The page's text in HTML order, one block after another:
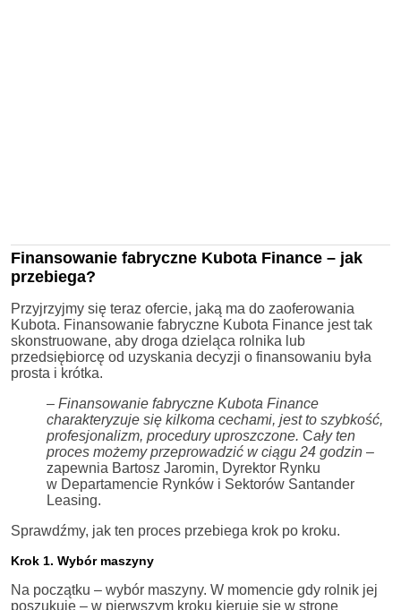
Finansowanie fabryczne Kubota Finance – jak
przebiega?
Przyjrzyjmy się teraz ofercie, jaką ma do zaoferowania
Kubota. Finansowanie fabryczne Kubota Finance jest tak
skonstruowane, aby droga dzieląca rolnika lub
przedsiębiorcę od uzyskania decyzji o finansowaniu była
prosta i krótka.
– Finansowanie fabryczne Kubota Finance
charakteryzuje się kilkoma cechami, jest to szybkość,
profesjonalizm, procedury uproszczone. Cały ten
proces możemy przeprowadzić w ciągu 24 godzin –
zapewnia Bartosz Jaromin, Dyrektor Rynku
w Departamencie Rynków i Sektorów Santander
Leasing.
Sprawdźmy, jak ten proces przebiega krok po kroku.
Krok 1. Wybór maszyny
Na początku – wybór maszyny. W momencie gdy rolnik jej
poszukuje – w pierwszym kroku kieruje się w stronę